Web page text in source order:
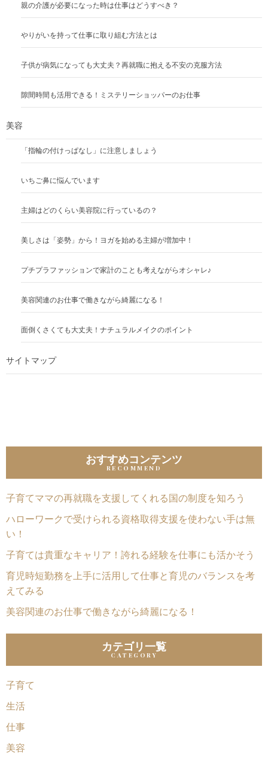
親の介護が必要になった時は仕事はどうすべき？
やりがいを持って仕事に取り組む方法とは
子供が病気になっても大丈夫？再就職に抱える不安の克服方法
隙間時間も活用できる！ミステリーショッパーのお仕事
美容
「指輪の付けっぱなし」に注意しましょう
いちご鼻に悩んでいます
主婦はどのくらい美容院に行っているの？
美しさは「姿勢」から！ヨガを始める主婦が増加中！
プチプラファッションで家計のことも考えながらオシャレ♪
美容関連のお仕事で働きながら綺麗になる！
面倒くさくても大丈夫！ナチュラルメイクのポイント
サイトマップ
おすすめコンテンツ
子育てママの再就職を支援してくれる国の制度を知ろう
ハローワークで受けられる資格取得支援を使わない手は無
い！
子育ては貴重なキャリア！誇れる経験を仕事にも活かそう
育児時短勤務を上手に活用して仕事と育児のバランスを考
えてみる
美容関連のお仕事で働きながら綺麗になる！
カテゴリ一覧
子育て
生活
仕事
美容